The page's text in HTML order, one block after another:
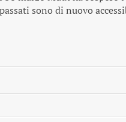
sono di nuovo